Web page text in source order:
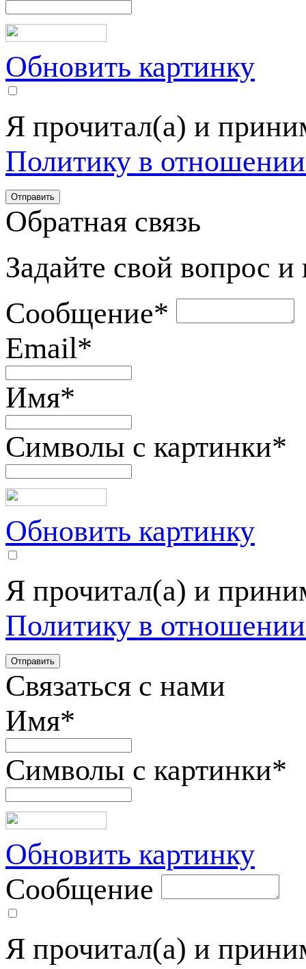
Обновить картинку
Я прочитал(а) и
Политику в
Обратная связь
Задайте свой вопрос
Сообщение*
Email*
Имя*
Символы с картинки*
Обновить картинку
Я прочитал(а) и
Политику в
Связаться с нами
Имя*
Символы с картинки*
Обновить картинку
Сообщение
Я прочитал(а) и